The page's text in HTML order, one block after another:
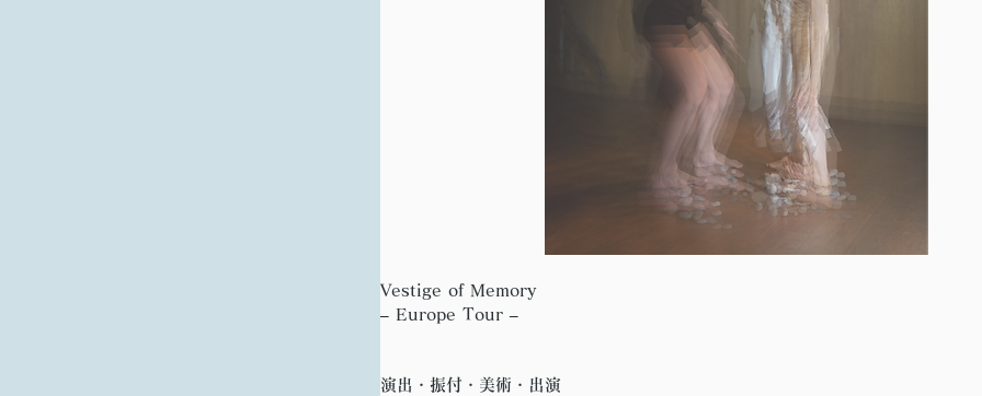
Vestige of Memory
– Europe Tour –
演出・振付・美術・出演